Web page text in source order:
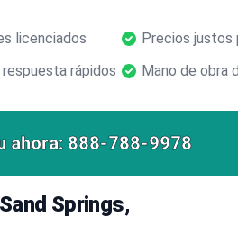
licenciados
Precios justos
rápidos Mano de obra
ahora: 888-788-9978
Springs,